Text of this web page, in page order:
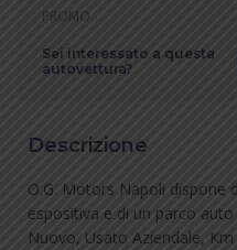
PROMO
Sei interessato a questa
autovettura?
Descrizione
O.G. Motors Napoli dispone
espositiva e di un parco
Nuovo, Usato Aziendale,